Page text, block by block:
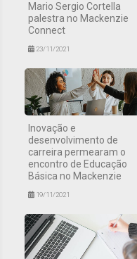
Mario Sergio Cortella
palestra no Mackenzie
Connect
23/11/2021
Inovação e
desenvolvimento de
carreira permearam o
encontro de Educação
Básica no Mackenzie
19/11/2021